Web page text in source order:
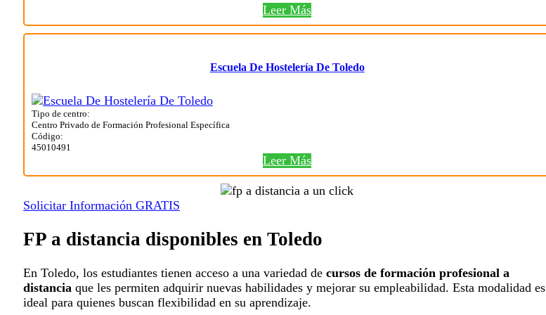
Leer Más
Escuela De Hostelería De Toledo
Tipo de centro:
Centro Privado de Formación Profesional Específica
Código:
45010491
Leer Más
Solicitar Información GRATIS
FP a distancia disponibles en Toledo
En Toledo, los estudiantes tienen acceso a una variedad de cursos de formación profesional a
distancia que les permiten adquirir nuevas habilidades y mejorar su empleabilidad. Esta modalidad es
ideal para quienes buscan flexibilidad en su aprendizaje.